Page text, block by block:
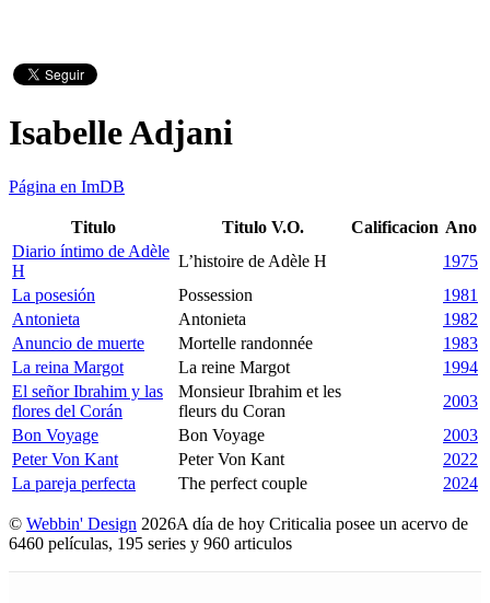
Isabelle Adjani
Página en ImDB
Titulo Titulo V.O. Calificacion Ano
Diario íntimo de Adèle
H
L’histoire de Adèle H
1975
La posesión
Possession
1981
Antonieta
Antonieta
1982
Anuncio de muerte
Mortelle randonnée
1983
La reina Margot
La reine Margot
1994
El señor Ibrahim y las
flores del Corán
Monsieur Ibrahim et les
fleurs du Coran
2003
Bon Voyage
Bon Voyage
2003
Peter Von Kant
Peter Von Kant
2022
La pareja perfecta
The perfect couple 2024
© Webbin' Design 2026A día de hoy Criticalia posee un acervo de
6460 películas, 195 series y 960 articulos